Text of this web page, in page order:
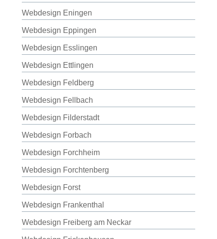
Webdesign Eningen
Webdesign Eppingen
Webdesign Esslingen
Webdesign Ettlingen
Webdesign Feldberg
Webdesign Fellbach
Webdesign Filderstadt
Webdesign Forbach
Webdesign Forchheim
Webdesign Forchtenberg
Webdesign Forst
Webdesign Frankenthal
Webdesign Freiberg am Neckar